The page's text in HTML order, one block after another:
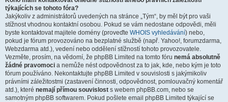
týkajících se tohoto fóra?
Jakýkoliv z administrátorů uvedených na stránce „Tým“, by měl být pro vaši
stížnost vhodnou kontaktní osobou. Pokud se vám nedostane odpovědi, měli
byste kontaktovat majitele domény (proveďte WHOIS vyhledávání) nebo,
pokud je fórum provozováno na bezplatné službě (např. Yahoo!, forumzdarma,
Webzdarma atd.), vedení nebo oddělení stížností tohoto provozovatele.
Vezměte, prosím, na vědomí, že phpBB Limited na tomto fóru nemá absolutně
žádné pravomoci a nemůže nést odpovědnost za to jak, kde, nebo kým je toto
fórum používáno. Nekontaktujte phpBB Limited v souvislosti s jakýmikoliv
právními záležitostmi (zastavení činnosti, odpovědnost, pomlouvačný komentář
atd.), které nemají přímou souvislost s webem phpBB.com, nebo se
samotným phpBB softwarem. Pokud pošlete email phpBB Limited týkající se